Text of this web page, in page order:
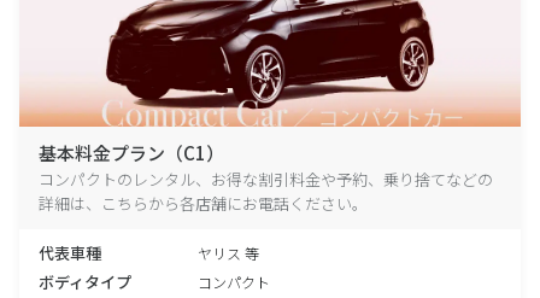
基本料金プラン（C1）
コンパクトのレンタル、お得な割引料金や予約、乗り捨てなどの
詳細は、こちらから各店舗にお電話ください。
代表車種 ヤリス 等
ボディタイプ コンパクト